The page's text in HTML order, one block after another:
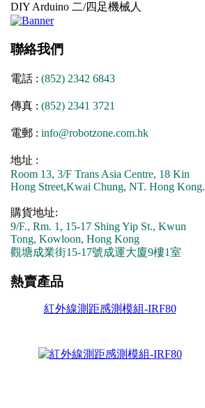
DIY Arduino 二/四足機械人
聯絡我們
電話 : (852) 2342 6843
傳真 : (852) 2341 3721
電郵 : info@robotzone.com.hk
地址 :
Room 13, 3/F Trans Asia Centre, 18 Kin
Hong Street,Kwai Chung, NT. Hong Kong.
購貨地址:
9/F., Rm. 1, 15-17 Shing Yip St., Kwun
Tong, Kowloon, Hong Kong
觀塘成業街15-17號成運大廈9樓1室
熱賣產品
紅外線測距感測模組-IRF80